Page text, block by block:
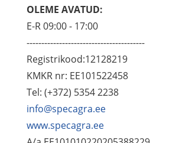
OLEME AVATUD:
E-R 09:00 - 17:00
----------------------------------------
Registrikood:12128219
KMKR nr: EE101522458
Tel: (+372) 5354 2238
info@specagra.ee
www.specagra.ee